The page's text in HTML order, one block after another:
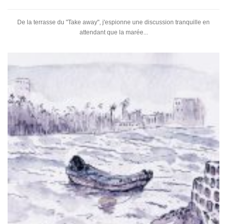
De la terrasse du "Take away", j'espionne une discussion tranquille en
attendant que la marée...